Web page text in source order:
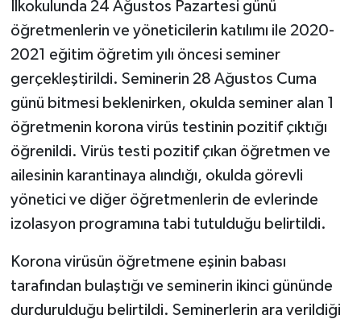
İlkokulunda 24 Ağustos Pazartesi günü
öğretmenlerin ve yöneticilerin katılımı ile 2020-
2021 eğitim öğretim yılı öncesi seminer
gerçekleştirildi. Seminerin 28 Ağustos Cuma
günü bitmesi beklenirken, okulda seminer alan 1
öğretmenin korona virüs testinin pozitif çıktığı
öğrenildi. Virüs testi pozitif çıkan öğretmen ve
ailesinin karantinaya alındığı, okulda görevli
yönetici ve diğer öğretmenlerin de evlerinde
izolasyon programına tabi tutulduğu belirtildi.
Korona virüsün öğretmene eşinin babası
tarafından bulaştığı ve seminerin ikinci gününde
durdurulduğu belirtildi. Seminerlerin ara verildiği